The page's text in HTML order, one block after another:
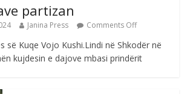
partizan
Janina Press Comments Off
së Kuqe Vojo Kushi.Lindi në Shkodër në
kujdesin e dajove mbasi prindërit